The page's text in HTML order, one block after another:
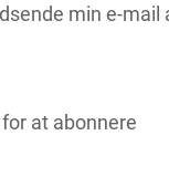
min e-
at abonnere